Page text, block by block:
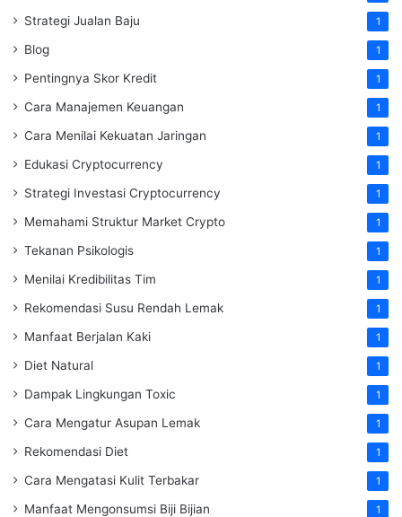
Strategi Jualan Baju 1
Blog 1
Pentingnya Skor Kredit 1
Cara Manajemen Keuangan 1
Cara Menilai Kekuatan Jaringan 1
Edukasi Cryptocurrency 1
Strategi Investasi Cryptocurrency 1
Memahami Struktur Market Crypto 1
Tekanan Psikologis 1
Menilai Kredibilitas Tim 1
Rekomendasi Susu Rendah Lemak 1
Manfaat Berjalan Kaki 1
Diet Natural 1
Dampak Lingkungan Toxic 1
Cara Mengatur Asupan Lemak 1
Rekomendasi Diet 1
Cara Mengatasi Kulit Terbakar 1
Manfaat Mengonsumsi Biji Bijian 1